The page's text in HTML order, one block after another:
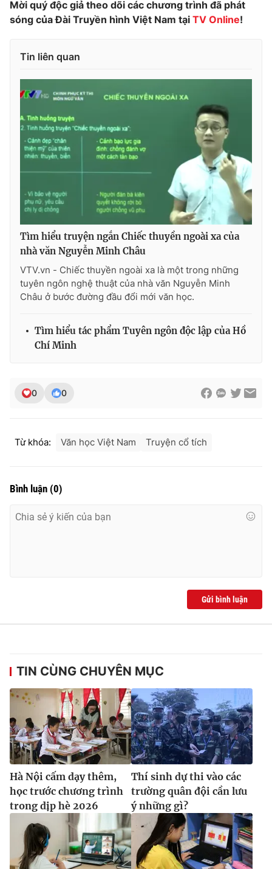
Ðiện thoại Thời báo VTV: 024.66 897 897
Email: toasoan@vtv.vn
® Cấm sao chép dưới mọi hình thức nếu không có sự chấp
thuận bằng văn bản. Ghi rõ nguồn VTV.vn khi phát hành lại
thông tin từ website này.
Mời quý độc giả theo dõi các chương trình đã phát
sóng của Đài Truyền hình Việt Nam tại TV Online!
Tin liên quan
Tìm hiểu truyện ngắn Chiếc thuyền ngoài xa của
nhà văn Nguyễn Minh Châu
VTV.vn - Chiếc thuyền ngoài xa là một trong những
tuyên ngôn nghệ thuật của nhà văn Nguyễn Minh
Châu ở bước đường đầu đổi mới văn học.
Tìm hiểu tác phẩm Tuyên ngôn độc lập của Hồ
Chí Minh
0 0
Từ khóa: Văn học Việt Nam Truyện cổ tích
Bình luận (0)
Gửi bình luận
TIN CÙNG CHUYÊN MỤC
Hà Nội cấm dạy thêm,
học trước chương trình
trong dịp hè 2026
Thí sinh dự thi vào các
trường quân đội cần lưu
ý những gì?